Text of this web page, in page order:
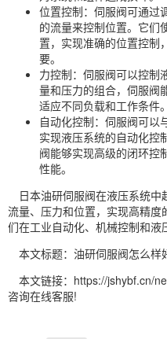
位置控制：伺服阀可通过
的流量来控制位置。它们
置，实现准确的位置控制
要。
力控制：伺服阀可以控制
量和压力的组合，伺服阀
适应不同负载和工作条件。
自动化控制：伺服阀可以
实现液压系统的自动化控
阀能够实现高级的闭环控
性能。
日本油研伺服阀在液压系统
流量、压力和位置，实现高精
们在工业自动化、机械控制和液
本文标题：油研伺服阀怎么样
本文链接：https://jshybf.cn/
咨询在线客服!